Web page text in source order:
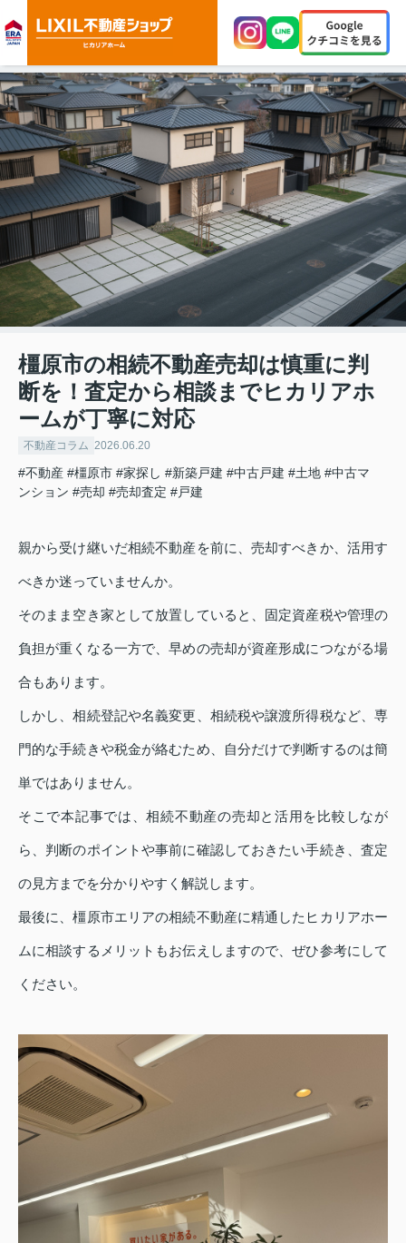
橿原市の相続不動産売却は慎重に判
断を！査定から相談までヒカリアホ
ームが丁寧に対応
不動産コラム 2026.06.20
#不動産 #橿原市 #家探し #新築戸建 #中古戸建 #土地 #中古マ
ンション #売却 #売却査定 #戸建
親から受け継いだ相続不動産を前に、売却すべきか、活用す
べきか迷っていませんか。
そのまま空き家として放置していると、固定資産税や管理の
負担が重くなる一方で、早めの売却が資産形成につながる場
合もあります。
しかし、相続登記や名義変更、相続税や譲渡所得税など、専
門的な手続きや税金が絡むため、自分だけで判断するのは簡
単ではありません。
そこで本記事では、相続不動産の売却と活用を比較しなが
ら、判断のポイントや事前に確認しておきたい手続き、査定
の見方までを分かりやすく解説します。
最後に、橿原市エリアの相続不動産に精通したヒカリアホー
ムに相談するメリットもお伝えしますので、ぜひ参考にして
ください。